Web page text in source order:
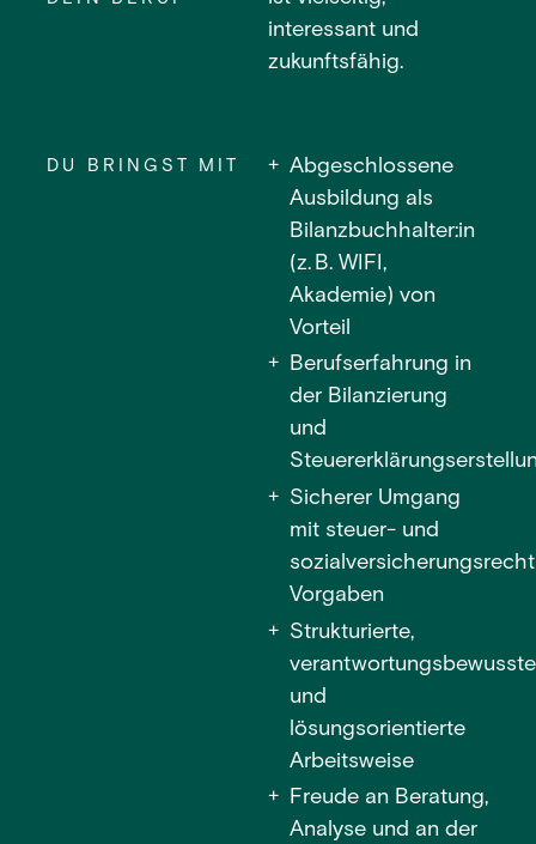
interessant und
zukunftsfähig.
DU BRINGST MIT
Abgeschlossene
Ausbildung als
Bilanzbuchhalter:in
(z. B. WIFI,
Akademie) von
Vorteil
Berufserfahrung in
der Bilanzierung
und
Sicherer Umgang
mit steuer- und
Vorgaben
Strukturierte,
verantwortungsbewusste
und
lösungsorientierte
Arbeitsweise
Freude an Beratung,
Analyse und an der